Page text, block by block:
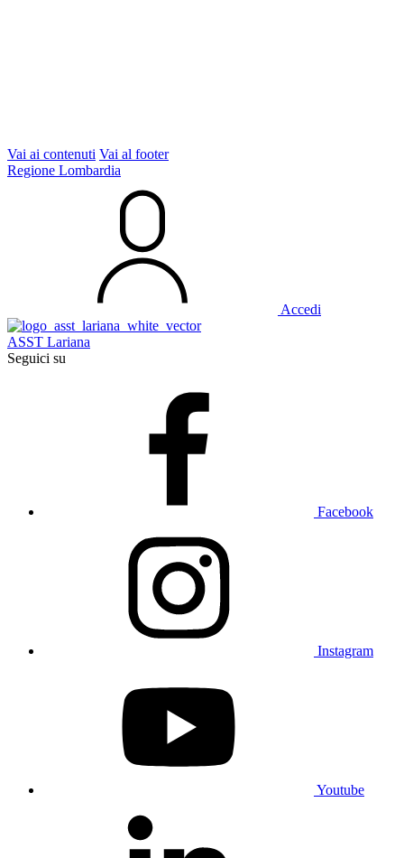
Vai ai contenuti Vai al footer
Regione Lombardia
Accedi
ASST Lariana
Seguici su
Facebook
Instagram
Youtube